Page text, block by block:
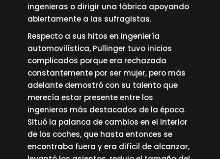
ingenieras o dirigir una fábrica apoyando
abiertamente a las sufragistas.
Respecto a sus hitos en ingeniería
automovilística, Pullinger tuvo inicios
complicados porque era rechazada
constantemente por ser mujer, pero más
adelante demostró con su talento que
merecía estar presente entre los
ingenieros más destacados de la época.
Situó la palanca de cambios en el interior
de los coches, que hasta entonces se
encontraba fuera y era difícil de alcanzar,